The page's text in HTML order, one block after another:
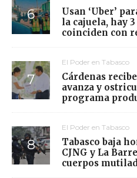
Usan ‘Uber’
la cajuela, hay
coinciden con
El Poder en Tabasco
Cárdenas
avanza y
programa
El Poder en Tabasco
Tabasco baja
CJNG y La
cuerpos